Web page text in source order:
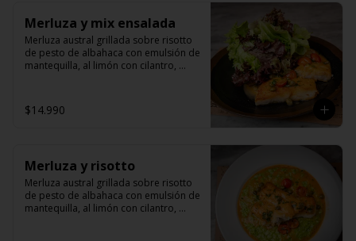
Merluza y mix ensalada
Merluza austral grillada sobre risotto
de pesto de albahaca con emulsión de
mantequilla, al limón con cilantro,
$14.990
Merluza y risotto
Merluza austral grillada sobre risotto
de pesto de albahaca con emulsión de
mantequilla, al limón con cilantro,